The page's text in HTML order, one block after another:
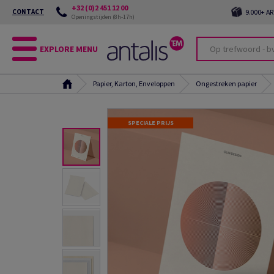
CONTACT +32 (0)2 451 12 00
Openingstijden (8h-17h) 9.000+
EXPLORE MENU
Papier, Karton, Enveloppen Ongestreken papier
SPECIALE PRIJS